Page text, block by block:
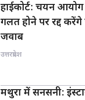
हाईकोर्ट: चयन
गलत होने पर रद्द करेंगे
जवाब
उत्तरप्रदेश
मथुरा में सनसनी: